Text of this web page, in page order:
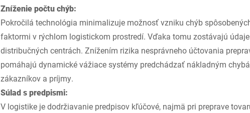
Zníženie počtu chýb:
Pokročilá technológia minimalizuje možnosť vzniku chýb
faktormi v rýchlom logistickom prostredí. Vďaka tomu zostávajú
distribučných centrách. Znížením rizika nesprávneho účtovania
pomáhajú dynamické vážiace systémy predchádzať nákladným
zákazníkov a príjmy.
Súlad s predpismi:
V logistike je dodržiavanie predpisov kľúčové, najmä pri preprave